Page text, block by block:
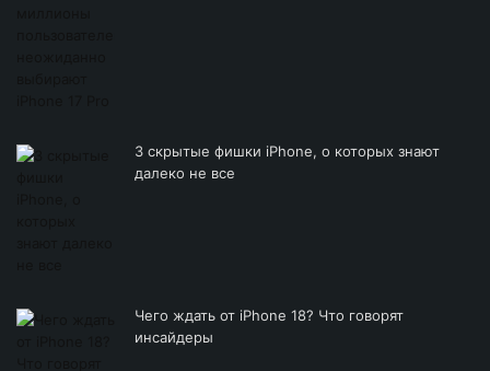
3 скрытые фишки iPhone, о которых знают
далеко не все
Чего ждать от iPhone 18? Что говорят
инсайдеры